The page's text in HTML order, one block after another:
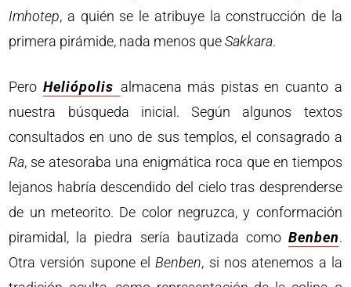
Imhotep, a quién se le atribuye la construcción de la
primera pirámide, nada menos queSakkara.
Pero Heliópolis almacena más pistas en cuanto a
nuestra búsqueda inicial. Según algunos textos
consultados en uno de sus templos, el consagrado a
Ra, se atesoraba una enigmática roca que en tiempos
lejanos habría descendido del cielo tras desprenderse
de un meteorito. De color negruzca, y conformación
piramidal, la piedra sería bautizada como Benben.
Otra versión supone el Benben, si nos atenemos a la